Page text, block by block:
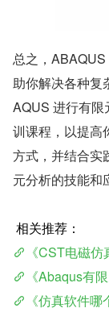
总之，
助你解决各种复
AQUS 进行有
训课程，以提高
方式，并结合实
元分析的技能和
相关推荐：
《CST电磁仿
《Abaqus有
《仿真软件